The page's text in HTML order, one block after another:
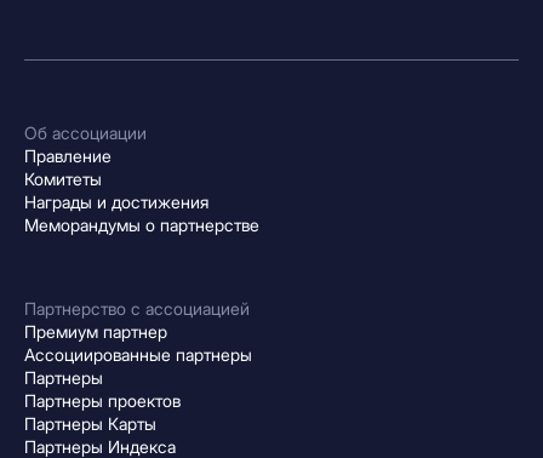
Об ассоциации
Правление
Комитеты
Награды и достижения
Меморандумы о партнерстве
Партнерство с ассоциацией
Премиум партнер
Ассоциированные партнеры
Партнеры
Партнеры проектов
Партнеры Карты
Партнеры Индекса